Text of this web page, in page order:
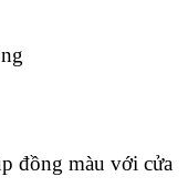
đồng màu với cửa